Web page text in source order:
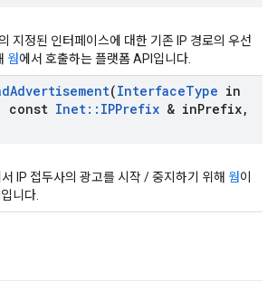
지정된 인터페이스에 대한 기존 IP 경로의 우선
웜에서 호출하는 플랫폼 API입니다.
Advertisement(InterfaceType in
const Inet:: IPPrefix & inPrefix,
IP 접두사의 광고를 시작 / 중지하기 위해 웜이
니다.